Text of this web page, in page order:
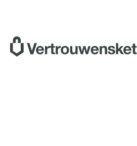
inhoud